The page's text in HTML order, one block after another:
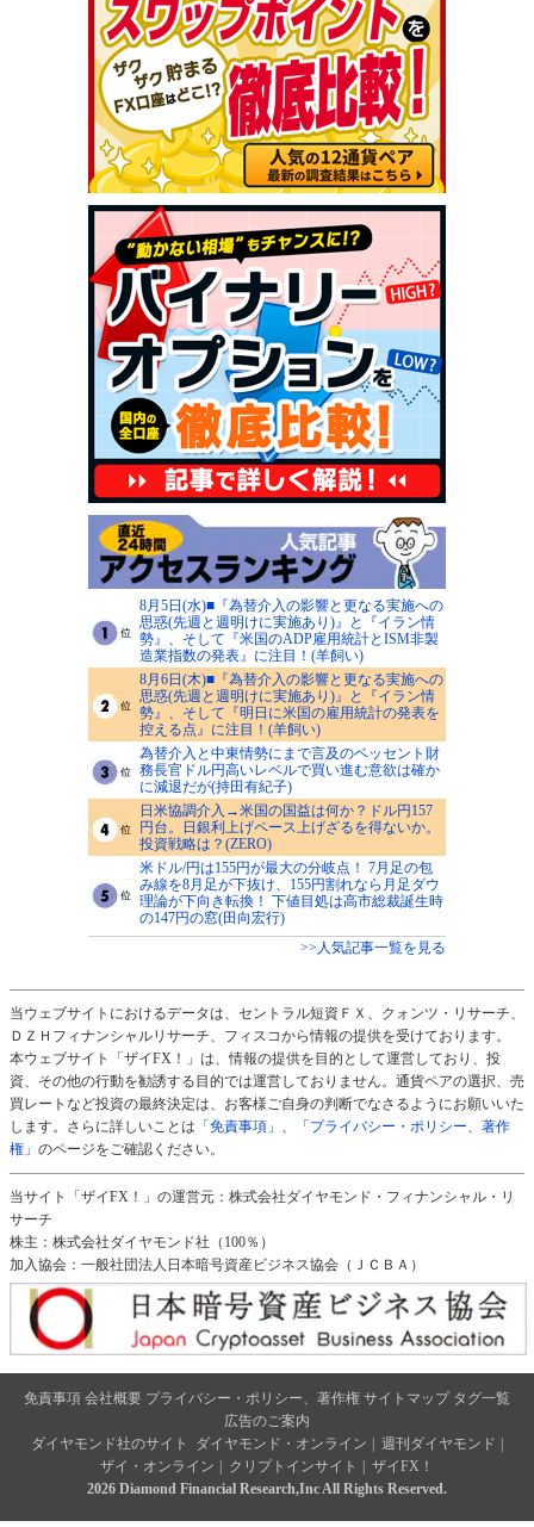
8月5日(水)■『為替介入の影響と更なる実施への
思惑(先週と週明けに実施あり)』と『イラン情
勢』、そして『米国のADP雇用統計とISM非製
造業指数の発表』に注目！(羊飼い)
8月6日(木)■『為替介入の影響と更なる実施への
思惑(先週と週明けに実施あり)』と『イラン情
勢』、そして『明日に米国の雇用統計の発表を
控える点』に注目！(羊飼い)
為替介入と中東情勢にまで言及のベッセント財
務長官ドル円高いレベルで買い進む意欲は確か
に減退だが(持田有紀子)
日米協調介入→米国の国益は何か？ドル円157
円台。日銀利上げペース上げざるを得ないか。
投資戦略は？(ZERO)
米ドル/円は155円が最大の分岐点！ 7月足の包
み線を8月足が下抜け、155円割れなら月足ダウ
理論が下向き転換！ 下値目処は高市総裁誕生時
の147円の窓(田向宏行)
>>人気記事一覧を見る
当ウェブサイトにおけるデータは、セントラル短資ＦＸ、クォンツ・リサーチ、
ＤＺＨフィナンシャルリサーチ、フィスコから情報の提供を受けております。
本ウェブサイト「ザイFX！」は、情報の提供を目的として運営しており、投
資、その他の行動を勧誘する目的では運営しておりません。通貨ペアの選択、売
買レートなど投資の最終決定は、お客様ご自身の判断でなさるようにお願いいた
します。さらに詳しいことは 「免責事項」
「プライバシー・ポリシー、著作
権」 のページをご確認ください。
当サイト「ザイFX！」の運営元：株式会社ダイヤモンド・フィナンシャル・リ
サーチ
株主：株式会社ダイヤモンド社（100％）
加入協会：一般社団法人日本暗号資産ビジネス協会（ＪＣＢＡ）
免責事項 会社概要 プライバシー・ポリシー、著作権 サイトマップ タグ一覧
広告のご案内
ダイヤモンド社のサイト
ダイヤモンド・オンライン 週刊ダイヤモンド
ザイ・オンライン
クリプトインサイト
ザイFX！
2026 Diamond Financial Research,Inc All Rights Reserved.